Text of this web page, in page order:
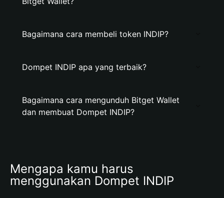
Bagaimana cara membeli token INDIP?
Dompet INDIP apa yang terbaik?
Bagaimana cara mengunduh Bitget Wallet
dan membuat Dompet INDIP?
Mengapa kamu harus
menggunakan Dompet INDIP